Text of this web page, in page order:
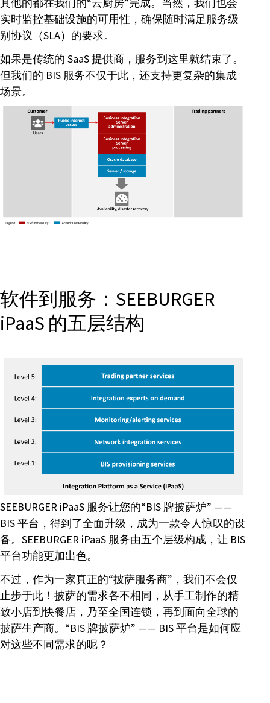
实时监控基础设施的可用性，确保随时满足服务级
别协议（SLA）的要求。
如果是传统的 SaaS 提供商，服务到这里就结束了。
但我们的 BIS 服务不仅于此，还支持更复杂的集成
场景。
软件到服务：SEEBURGER
iPaaS 的五层结构
SEEBURGER iPaaS 服务让您的“BIS 牌披萨炉” ——
BIS 平台，得到了全面升级，成为一款令人惊叹的设
备。SEEBURGER iPaaS 服务由五个层级构成，让 BIS
平台功能更加出色。
不过，作为一家真正的“披萨服务商”，我们不会仅
止步于此！披萨的需求各不相同，从手工制作的精
致小店到快餐店，乃至全国连锁，再到面向全球的
披萨生产商。“BIS 牌披萨炉” —— BIS 平台是如何应
对这些不同需求的呢？